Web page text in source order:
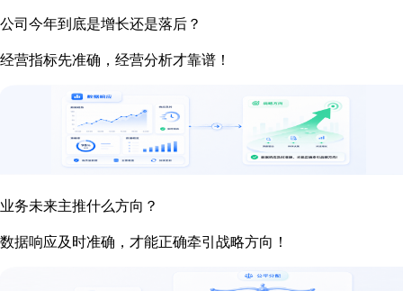
公司今年到底是增长还是落后？
经营指标先准确，经营分析才靠谱！
业务未来主推什么方向？
数据响应及时准确，才能正确牵引战略方向！